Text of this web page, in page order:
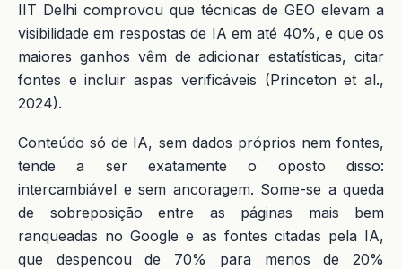
IIT Delhi comprovou que técnicas de GEO elevam a
visibilidade em respostas de IA em até 40%, e que os
maiores ganhos vêm de adicionar estatísticas, citar
fontes e incluir aspas verificáveis (Princeton et al.,
2024).
Conteúdo só de IA, sem dados próprios nem fontes,
tende a ser exatamente o oposto disso:
intercambiável e sem ancoragem. Some-se a queda
de sobreposição entre as páginas mais bem
ranqueadas no Google e as fontes citadas pela IA,
que despencou de 70% para menos de 20%